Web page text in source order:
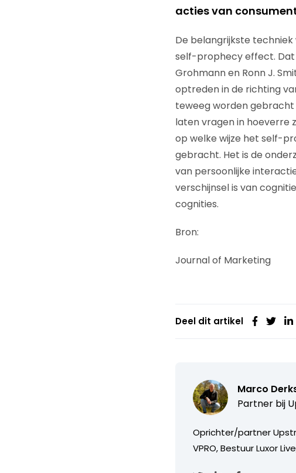
acties van
De belangrijkste
self-prophecy effect. Dat
Grohmann en Ronn J.
optreden in de richting
teweeg worden
laten vragen in hoeverre
op welke wijze het self-
gebracht. Het is de
van persoonlijke
verschijnsel is van
cognities.
Bron:
Journal of Marketing
Deel dit artikel
Marco
Partner bij
Oprichter/partner
VPRO, Bestuur Luxor